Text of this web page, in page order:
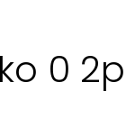
0 2p